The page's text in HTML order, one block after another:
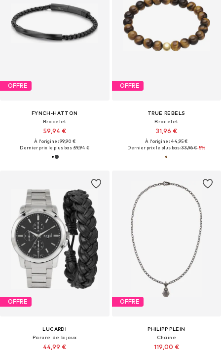
OFFRE
FYNCH-HATTON
Bracelet
59,94 €
À l'origine : 99,90 €
Dernier prix le plus bas :59,94 €
OFFRE
TRUE REBELS
Bracelet
31,96 €
À l'origine : 44,95 €
Dernier prix le plus bas :33,96 €-5%
OFFRE
LUCARDI
Parure de bijoux
44,99 €
OFFRE
PHILIPP PLEIN
Chaîne
119,00 €